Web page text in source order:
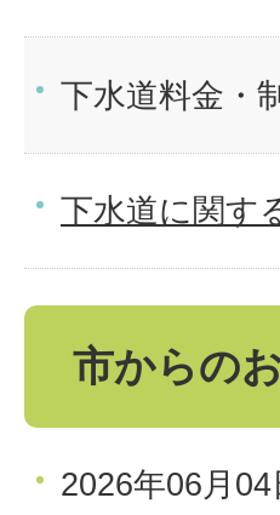
下水道料金・
下水道に関す
市からの
2026年06月04